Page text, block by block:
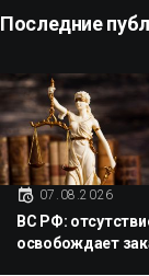
Последние
07.08.2026
ВС РФ:
освобождает